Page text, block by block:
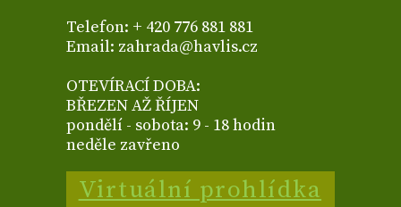
Telefon: + 420 776 881 881
Email: zahrada@havlis.cz
OTEVÍRACÍ DOBA:
BŘEZEN AŽ ŘÍJEN
pondělí - sobota: 9 - 18 hodin
neděle zavřeno
Virtuální prohlídka